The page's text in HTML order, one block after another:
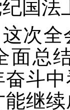
国法
次
面总
斗
继